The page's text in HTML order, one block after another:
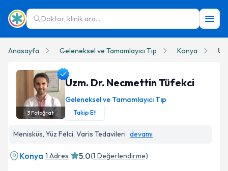
Doktor, klinik ara...
Anasayfa Geleneksel ve Tamamlayıcı Tıp Konya
3Fotoğraf
Uzm. Dr. Necmettin Tüfekci
Geleneksel ve Tamamlayıcı Tıp
Takip Et
Menisküs, Yüz Felci, Varis Tedavileri devamı
Konya 1 Adres 5.0(1 Değerlendirme)